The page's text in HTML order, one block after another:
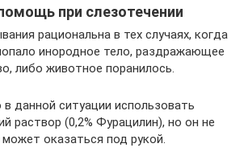
при слезотечении
рациональна в тех случаях, когда
инородное тело, раздражающее
либо животное поранилось.
в данной ситуации использовать
раствор (0,2% Фурацилин), но он не
может оказаться под рукой.